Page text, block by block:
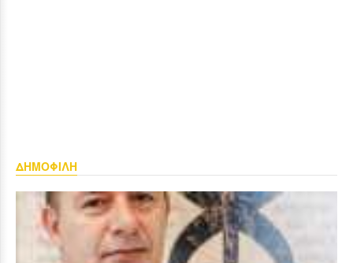
ΔΗΜΟΦΙΛΗ